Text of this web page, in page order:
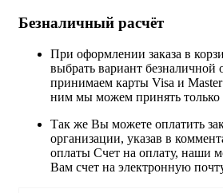
Безналичный расчёт
При оформлении заказа в
выбрать вариант
принимаем карты Visa и
ним мы можем принять только
Так же Вы можете оплатить
организации, указав в
оплаты Счет на оплату, наши
Вам счет на электронную